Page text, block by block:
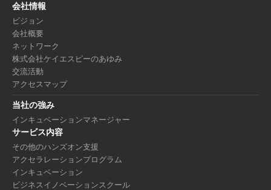
会社情報
ビジョン
会社概要
ネットワーク
株式会社ケイエスピーのあゆみ
交流活動
アクセスマップ
当社の強み
インキュベーションマネージャー
サービス内容
その他のハンズオン支援
アクセラレーションプログラム
インキュベーション
ビジネスイノベーションスクール